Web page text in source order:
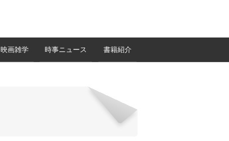
映画雑学 時事ニュース 書籍紹介